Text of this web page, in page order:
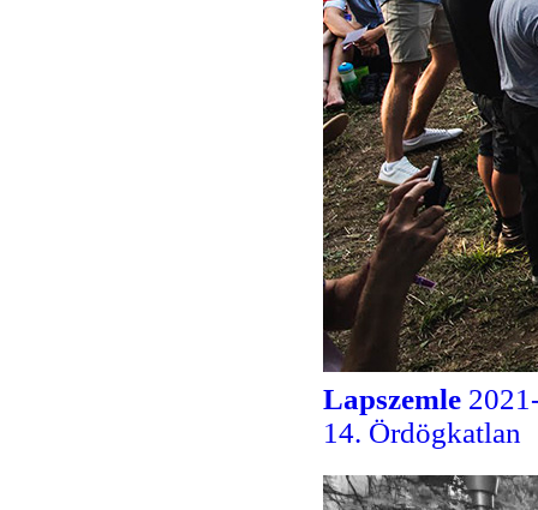
Lapszemle
14. Ördögkatlan